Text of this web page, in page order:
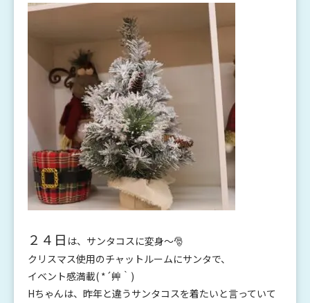
２４日 は、サンタコスに変身～🎅
クリスマス使用のチャットルームにサンタで、
イベント感満載( *´艸｀)
Hちゃんは、昨年と違うサンタコスを着たいと言っていて